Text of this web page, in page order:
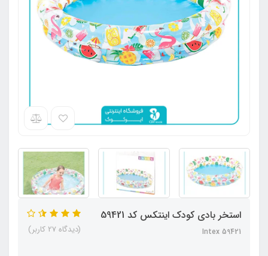
استخر بادی کودک اینتکس کد 59421
Intex 59421 (دیدگاه 27 کاربر)